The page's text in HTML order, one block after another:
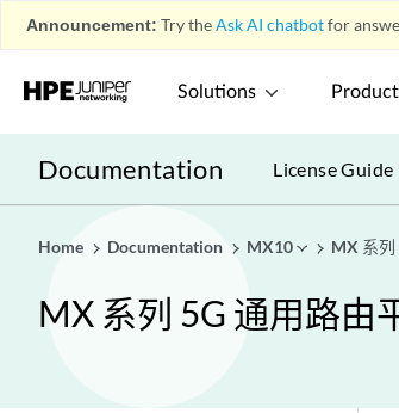
Announcement: Try theAsk AI chatbotfor
Solutions
Documentation License Guide
Home Documentation MX10 MX 系列
MX 系列 5G 通用路由